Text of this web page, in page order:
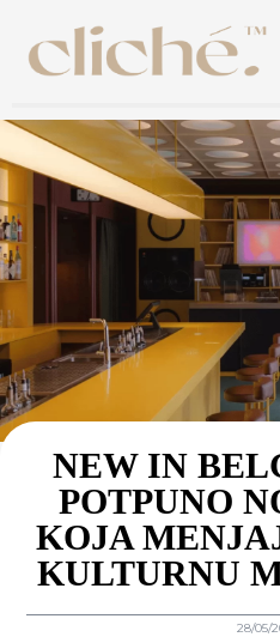
NEW IN
POTPUNO
KOJA
KULTURNU
28/05/